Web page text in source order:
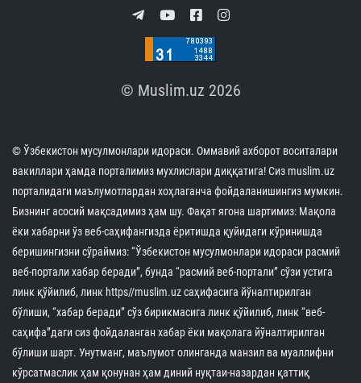
© Muslim.uz 2026
© Ўзбекистон мусулмонлари идораси. Оммавий ахборот воситалари
вакиллари ҳамда порталимиз мухлислари диққатига! Сиз muslim.uz
порталидаги маълумотлардан хоҳлаганча фойдаланишингиз мумкин.
Бизнинг асосий мақсадимиз ҳам шу. Фақат ягона шартимиз: Мақола
ёки хабарни ўз веб-саҳифангизда ёритишда қуйидаги кўринишда
беришингизни сўраймиз: “Ўзбекистон мусулмонлари идораси расмий
веб-портали хабар беради”, бунда “расмий веб-портали” сўзи устига
линк қўйилиб, линк https//muslim.uz саҳифасига йўналтирилган
бўлиши, “хабар беради” сўз бирикмасига линк қўйилиб, линк “веб-
саҳифа”даги сиз фойдаланган хабар ёки мақолага йўналтирилган
бўлиши шарт. Унутманг, маълумот олинганда манзил ва муаллифни
кўрсатмаслик ҳам қонунан ҳам диний нуқтаи-назардан қаттиқ